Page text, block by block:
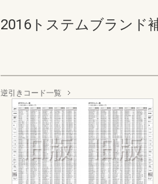
2016トステムブランド
逆引きコード一覧